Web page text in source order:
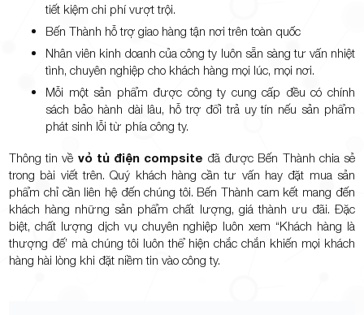
tiết kiệm chi phí vượt trội.
Bến Thành hỗ trợ giao hàng tận nơi trên toàn quốc
Nhân viên kinh doanh của công ty luôn sẵn sàng tư vấn nhiệt
tình, chuyên nghiệp cho khách hàng mọi lúc, mọi nơi.
Mỗi một sản phẩm được công ty cung cấp đều có chính
sách bảo hành dài lâu, hỗ trợ đổi trả uy tín nếu sản phẩm
phát sinh lỗi từ phía công ty.
Thông tin về vỏ tủ điện compsite đã được Bến Thành chia sẻ
trong bài viết trên. Quý khách hàng cần tư vấn hay đặt mua sản
phẩm chỉ cần liên hệ đến chúng tôi. Bến Thành cam kết mang đến
khách hàng những sản phẩm chất lượng, giá thành ưu đãi. Đặc
biệt, chất lượng dịch vụ chuyên nghiệp luôn xem “Khách hàng là
thượng đế’ mà chúng tôi luôn thể hiện chắc chắn khiến mọi khách
hàng hài lòng khi đặt niềm tin vào công ty.